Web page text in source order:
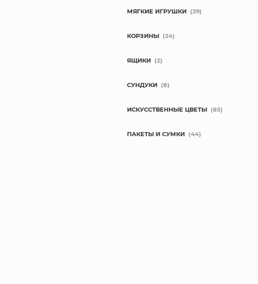
МЯГКИЕ ИГРУШКИ (39)
КОРЗИНЫ (24)
ЯЩИКИ (2)
СУНДУКИ (8)
ИСКУССТВЕННЫЕ ЦВЕТЫ (85)
ПАКЕТЫ И СУМКИ (44)